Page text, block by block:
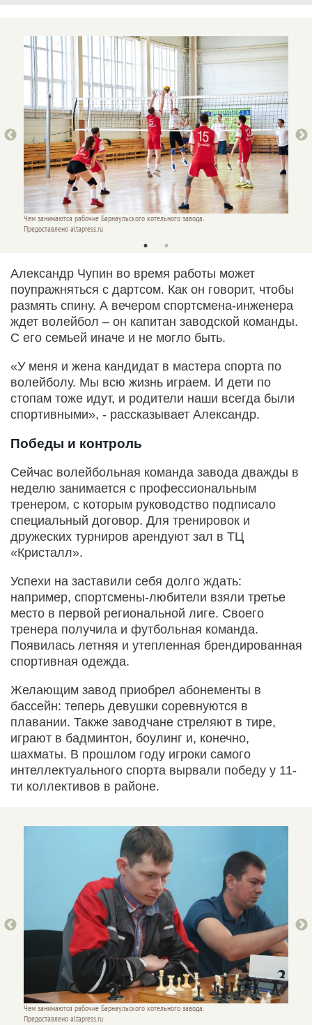
Чем занимаются рабочие Барнаульского котельного завода.
Предоставлено altapress.ru
Александр Чупин во время работы может
поупражняться с дартсом. Как он говорит, чтобы
размять спину. А вечером спортсмена-инженера
ждет волейбол – он капитан заводской команды.
С его семьей иначе и не могло быть.
«У меня и жена кандидат в мастера спорта по
волейболу. Мы всю жизнь играем. И дети по
стопам тоже идут, и родители наши всегда были
спортивными», - рассказывает Александр.
Победы и контроль
Сейчас волейбольная команда завода дважды в
неделю занимается с профессиональным
тренером, с которым руководство подписало
специальный договор. Для тренировок и
дружеских турниров арендуют зал в ТЦ
«Кристалл».
Успехи на заставили себя долго ждать:
например, спортсмены-любители взяли третье
место в первой региональной лиге. Своего
тренера получила и футбольная команда.
Появилась летняя и утепленная брендированная
спортивная одежда.
Желающим завод приобрел абонементы в
бассейн: теперь девушки соревнуются в
плавании. Также заводчане стреляют в тире,
играют в бадминтон, боулинг и, конечно,
шахматы. В прошлом году игроки самого
интеллектуального спорта вырвали победу у 11-
ти коллективов в районе.
Чем занимаются рабочие Барнаульского котельного завода.
Предоставлено altapress.ru